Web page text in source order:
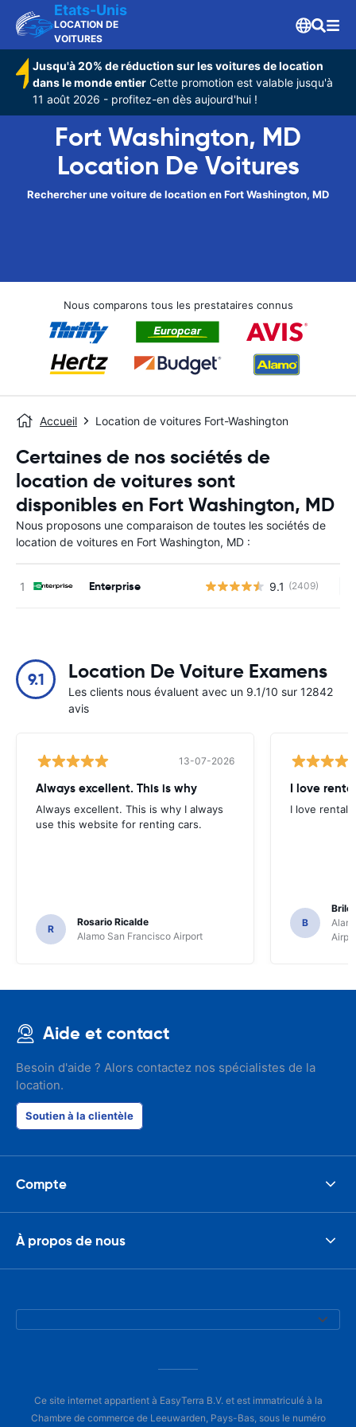
Etats-Unis
LOCATION DE
VOITURES
Jusqu'à 20% de réduction sur les voitures de location
dans le monde entier Cette promotion est valable jusqu'à
11 août 2026 - profitez-en dès aujourd'hui !
Fort Washington, MD
Location De Voitures
Rechercher une voiture de location en Fort Washington, MD
Nous comparons tous les prestataires connus
Accueil Location de voitures Fort-Washington
Certaines de nos sociétés de
location de voitures sont
disponibles en Fort Washington, MD
Nous proposons une comparaison de toutes les sociétés de
location de voitures en Fort Washington, MD :
Enterprise 9.1 (2409)
9.1 Location De Voiture Examens
Les clients nous évaluent avec un 9.1/10 sur 12842
avis
13-07-2026
Always excellent. This is why
Always excellent. This is why I always
use this website for renting cars.
R
Rosario Ricalde
Alamo San Francisco Airport
I love
I love rental
B
Aide et contact
Besoin d'aide ? Alors contactez nos spécialistes de la
location.
Soutien à la clientèle
Compte
À propos de nous
Ce site internet appartient à EasyTerra B.V. et est immatriculé à la
Chambre de commerce de Leeuwarden, Pays-Bas, sous le numéro